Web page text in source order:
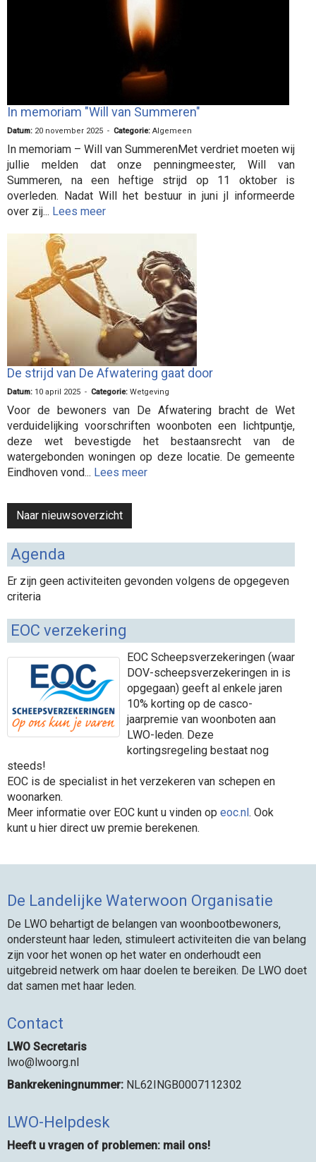
In memoriam "Will van Summeren"
Datum: 20 november 2025 - Categorie: Algemeen
In memoriam – Will van SummerenMet verdriet moeten wij
jullie melden dat onze penningmeester, Will van
Summeren, na een heftige strijd op 11 oktober is
overleden. Nadat Will het bestuur in juni jl informeerde
over zij... Lees meer
De strijd van De Afwatering gaat door
Datum: 10 april 2025 - Categorie: Wetgeving
Voor de bewoners van De Afwatering bracht de Wet
verduidelijking voorschriften woonboten een lichtpuntje,
deze wet bevestigde het bestaansrecht van de
watergebonden woningen op deze locatie. De gemeente
Eindhoven vond... Lees meer
Naar nieuwsoverzicht
Agenda
Er zijn geen activiteiten gevonden volgens de opgegeven
criteria
EOC verzekering
EOC Scheepsverzekeringen (waar
DOV-scheepsverzekeringen in is
opgegaan) geeft al enkele jaren
10% korting op de casco-
jaarpremie van woonboten aan
LWO-leden. Deze
kortingsregeling bestaat nog
steeds!
EOC is de specialist in het verzekeren van schepen en
woonarken.
Meer informatie over EOC kunt u vinden op eoc.nl . Ook
kunt u hier direct uw premie berekenen.
De Landelijke Waterwoon Organisatie
De LWO behartigt de belangen van woonbootbewoners,
ondersteunt haar leden, stimuleert activiteiten die van belang
zijn voor het wonen op het water en onderhoudt een
uitgebreid netwerk om haar doelen te bereiken. De LWO doet
dat samen met haar leden.
Contact
LWO Secretaris
owl@lwoorg.nl
Bankrekeningnummer: NL62INGB0007112302
LWO-Helpdesk
Heeft u vragen of problemen: mail ons!